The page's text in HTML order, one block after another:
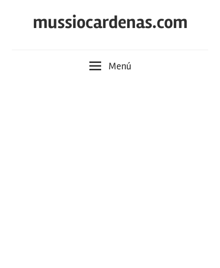
mussiocardenas.com
Menú